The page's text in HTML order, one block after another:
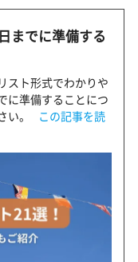
までに準備する
スト形式でわかりや
に準備することにつ
。
この記事を読